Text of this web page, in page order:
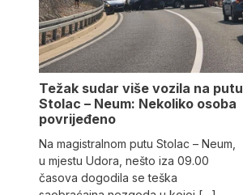
Težak sudar više vozila na putu
Stolac – Neum: Nekoliko osoba
povrijeđeno
Na magistralnom putu Stolac – Neum,
u mjestu Udora, nešto iza 09.00
časova dogodila se teška